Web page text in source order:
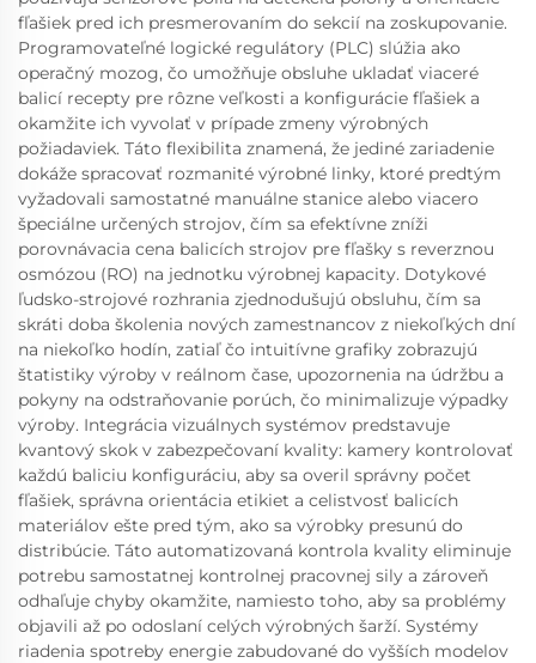
fľašiek pred ich presmerovaním do sekcií na zoskupovanie.
Programovateľné logické regulátory (PLC) slúžia ako
operačný mozog, čo umožňuje obsluhe ukladať viaceré
balicí recepty pre rôzne veľkosti a konfigurácie fľašiek a
okamžite ich vyvolať v prípade zmeny výrobných
požiadaviek. Táto flexibilita znamená, že jediné zariadenie
dokáže spracovať rozmanité výrobné linky, ktoré predtým
vyžadovali samostatné manuálne stanice alebo viacero
špeciálne určených strojov, čím sa efektívne zníži
porovnávacia cena balicích strojov pre fľašky s reverznou
osmózou (RO) na jednotku výrobnej kapacity. Dotykové
ľudsko-strojové rozhrania zjednodušujú obsluhu, čím sa
skráti doba školenia nových zamestnancov z niekoľkých dní
na niekoľko hodín, zatiaľ čo intuitívne grafiky zobrazujú
štatistiky výroby v reálnom čase, upozornenia na údržbu a
pokyny na odstraňovanie porúch, čo minimalizuje výpadky
výroby. Integrácia vizuálnych systémov predstavuje
kvantový skok v zabezpečovaní kvality: kamery kontrolovať
každú baliciu konfiguráciu, aby sa overil správny počet
fľašiek, správna orientácia etikiet a celistvosť balicích
materiálov ešte pred tým, ako sa výrobky presunú do
distribúcie. Táto automatizovaná kontrola kvality eliminuje
potrebu samostatnej kontrolnej pracovnej sily a zároveň
odhaľuje chyby okamžite, namiesto toho, aby sa problémy
objavili až po odoslaní celých výrobných šarží. Systémy
riadenia spotreby energie zabudované do vyšších modelov